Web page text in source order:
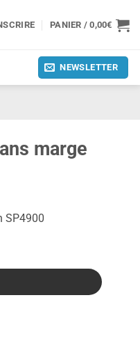
PANIER /0,00€
NEWSLETTER
marge
SP4900